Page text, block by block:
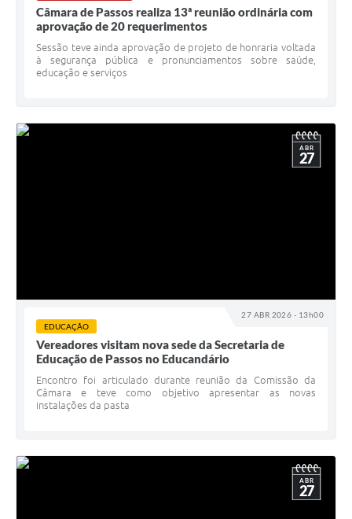
Câmara de Passos realiza 13ª reunião ordinária com
aprovação de 20 requerimentos
Sessão teve ainda aprovação de projeto de honraria voltada
à segurança pública e pronunciamentos sobre saúde,
educação e serviços
27 ABR 2026 - 13h00
ABR
27
EDUCAÇÃO
Vereadores visitam nova sede da Secretaria de
Educação de Passos no Educandário
Encontro foi articulado durante reunião da Comissão da
Câmara e teve como objetivo apresentar as novas
instalações da pasta
ABR
27